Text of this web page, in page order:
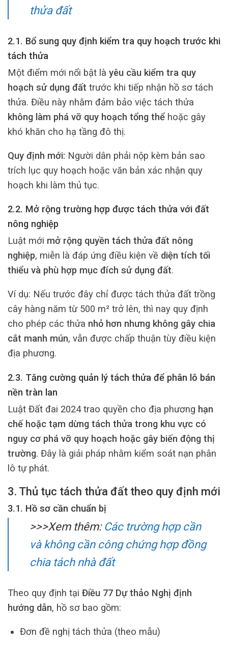
thửa đất
2.1. Bổ sung quy định kiểm tra quy hoạch trước khi
tách thửa
Một điểm mới nổi bật là yêu cầu kiểm tra quy
hoạch sử dụng đất trước khi tiếp nhận hồ sơ tách
thửa. Điều này nhằm đảm bảo việc tách thửa
không làm phá vỡ quy hoạch tổng thể hoặc gây
khó khăn cho hạ tầng đô thị.
Quy định mới: Người dân phải nộp kèm bản sao
trích lục quy hoạch hoặc văn bản xác nhận quy
hoạch khi làm thủ tục.
2.2. Mở rộng trường hợp được tách thửa với đất
nông nghiệp
Luật mới mở rộng quyền tách thửa đất nông
nghiệp, miễn là đáp ứng điều kiện về diện tích tối
thiểu và phù hợp mục đích sử dụng đất.
Ví dụ: Nếu trước đây chỉ được tách thửa đất trồng
cây hàng năm từ 500 m² trở lên, thì nay quy định
cho phép các thửa nhỏ hơn nhưng không gây chia
cắt manh mún, vẫn được chấp thuận tùy điều kiện
địa phương.
2.3. Tăng cường quản lý tách thửa để phân lô bán
nền tràn lan
Luật Đất đai 2024 trao quyền cho địa phương hạn
chế hoặc tạm dừng tách thửa trong khu vực có
nguy cơ phá vỡ quy hoạch hoặc gây biến động thị
trường. Đây là giải pháp nhằm kiểm soát nạn phân
lô tự phát.
3. Thủ tục tách thửa đất theo quy định mới
3.1. Hồ sơ cần chuẩn bị
>>>Xem thêm: Các trường hợp cần
và không cần công chứng hợp đồng
chia tách nhà đất
Theo quy định tại Điều 77 Dự thảo Nghị định
hướng dẫn, hồ sơ bao gồm:
Đơn đề nghị tách thửa (theo mẫu)